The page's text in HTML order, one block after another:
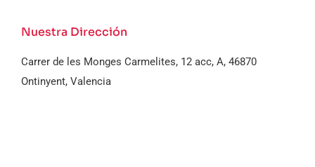
Nuestra Dirección
Carrer de les Monges Carmelites, 12 acc, A, 46870
Ontinyent, Valencia